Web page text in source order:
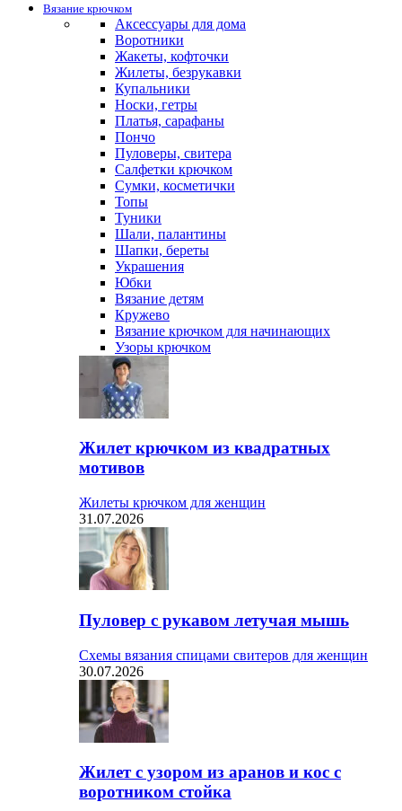
Вязание крючком
Аксессуары для дома
Воротники
Жакеты, кофточки
Жилеты, безрукавки
Купальники
Носки, гетры
Платья, сарафаны
Пончо
Пуловеры, свитера
Салфетки крючком
Сумки, косметички
Топы
Туники
Шали, палантины
Шапки, береты
Украшения
Юбки
Вязание детям
Кружево
Вязание крючком для начинающих
Узоры крючком
Жилет крючком из квадратных
мотивов
Жилеты крючком для женщин
31.07.2026
Пуловер с рукавом летучая мышь
Схемы вязания спицами свитеров для женщин
30.07.2026
Жилет с узором из аранов и кос с
воротником стойка